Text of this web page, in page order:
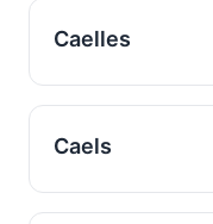
Caelles
Caels